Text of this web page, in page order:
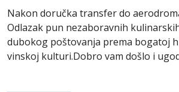
Nakon doručka transfer do
Odlazak pun nezaboravnih
dubokog poštovanja prema bogatoj
vinskoj kulturi.Dobro vam došlo i